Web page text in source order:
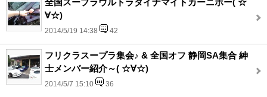
全国スープラウルトラダイナマイトカーニボー( ☆
∀☆)
2014/5/19 14:38 42
フリクラスープラ集会♪ & 全国オフ 静岡SA集合 紳
士メンバー紹介～( ☆∀☆)
2014/5/7 15:10 36